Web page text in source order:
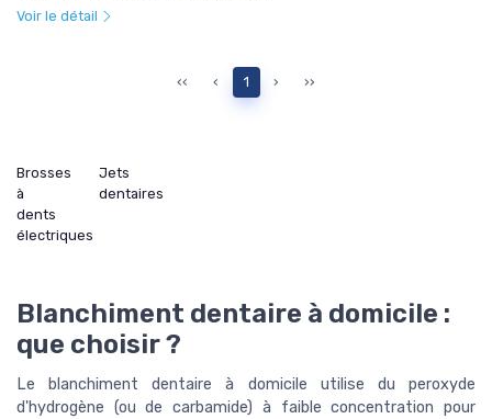
Voir le détail
‹‹ ‹ 1 › ››
Brosses
à
dents
électriques
Jets
dentaires
Blanchiment dentaire à domicile :
que choisir ?
Le blanchiment dentaire à domicile utilise du peroxyde
d'hydrogène (ou de carbamide) à faible concentration pour